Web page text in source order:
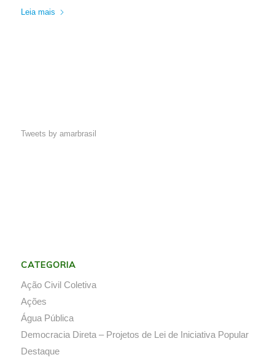
Leia mais
Tweets by amarbrasil
CATEGORIA
Ação Civil Coletiva
Ações
Água Pública
Democracia Direta – Projetos de Lei de Iniciativa Popular
Destaque